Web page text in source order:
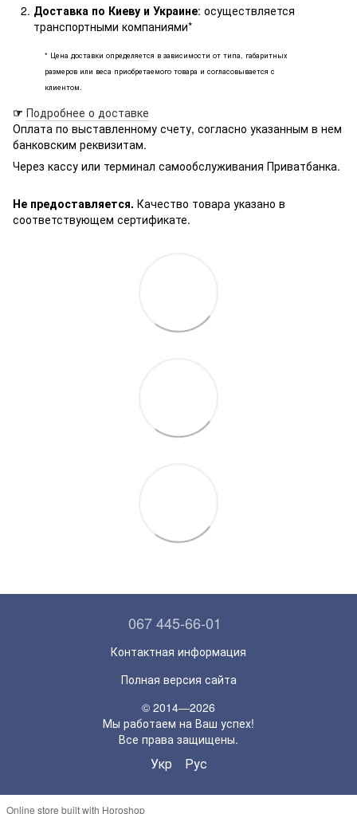
Доставка по Киеву и Украине: осуществляется
транспортными компаниями*
* Цена доставки определяется в зависимости от типа, габаритных
размеров или веса приобретаемого товара и согласовывается с
клиентом.
☞ Подробнее о доставке
Оплата по выставленному счету, согласно указанным в нем
банковским реквизитам.
Через кассу или терминал самообслуживания Приватбанка.
Не предоставляется. Качество товара указано в
соответствующем сертификате.
067 445-66-01
Контактная информация
Полная версия сайта
© 2014—2026
Мы работаем на Ваш успех!
Все права защищены.
Укр Рус
Online store built with Horoshop